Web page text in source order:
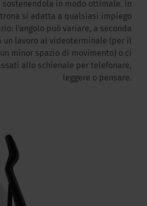
sostenendola in modo ottimale. In
si adatta a qualsiasi impiego
l'angolo può variare, a seconda
un lavoro al videoterminale (per il
minor spazio di movimento) o ci
allo schienale per telefonare,
leggere o pensare.